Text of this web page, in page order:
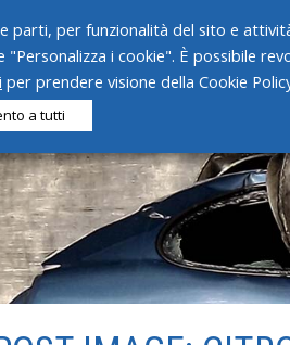
parti, per funzionalità del sito e
i cookie". È possibile
per prendere visione della Cookie
a tutti